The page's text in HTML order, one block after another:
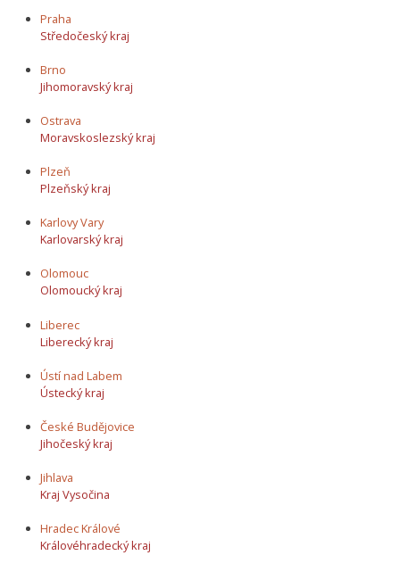
Praha
Středočeský kraj
Brno
Jihomoravský kraj
Ostrava
Moravskoslezský kraj
Plzeň
Plzeňský kraj
Karlovy Vary
Karlovarský kraj
Olomouc
Olomoucký kraj
Liberec
Liberecký kraj
Ústí nad Labem
Ústecký kraj
České Budějovice
Jihočeský kraj
Jihlava
Kraj Vysočina
Hradec Králové
Královéhradecký kraj